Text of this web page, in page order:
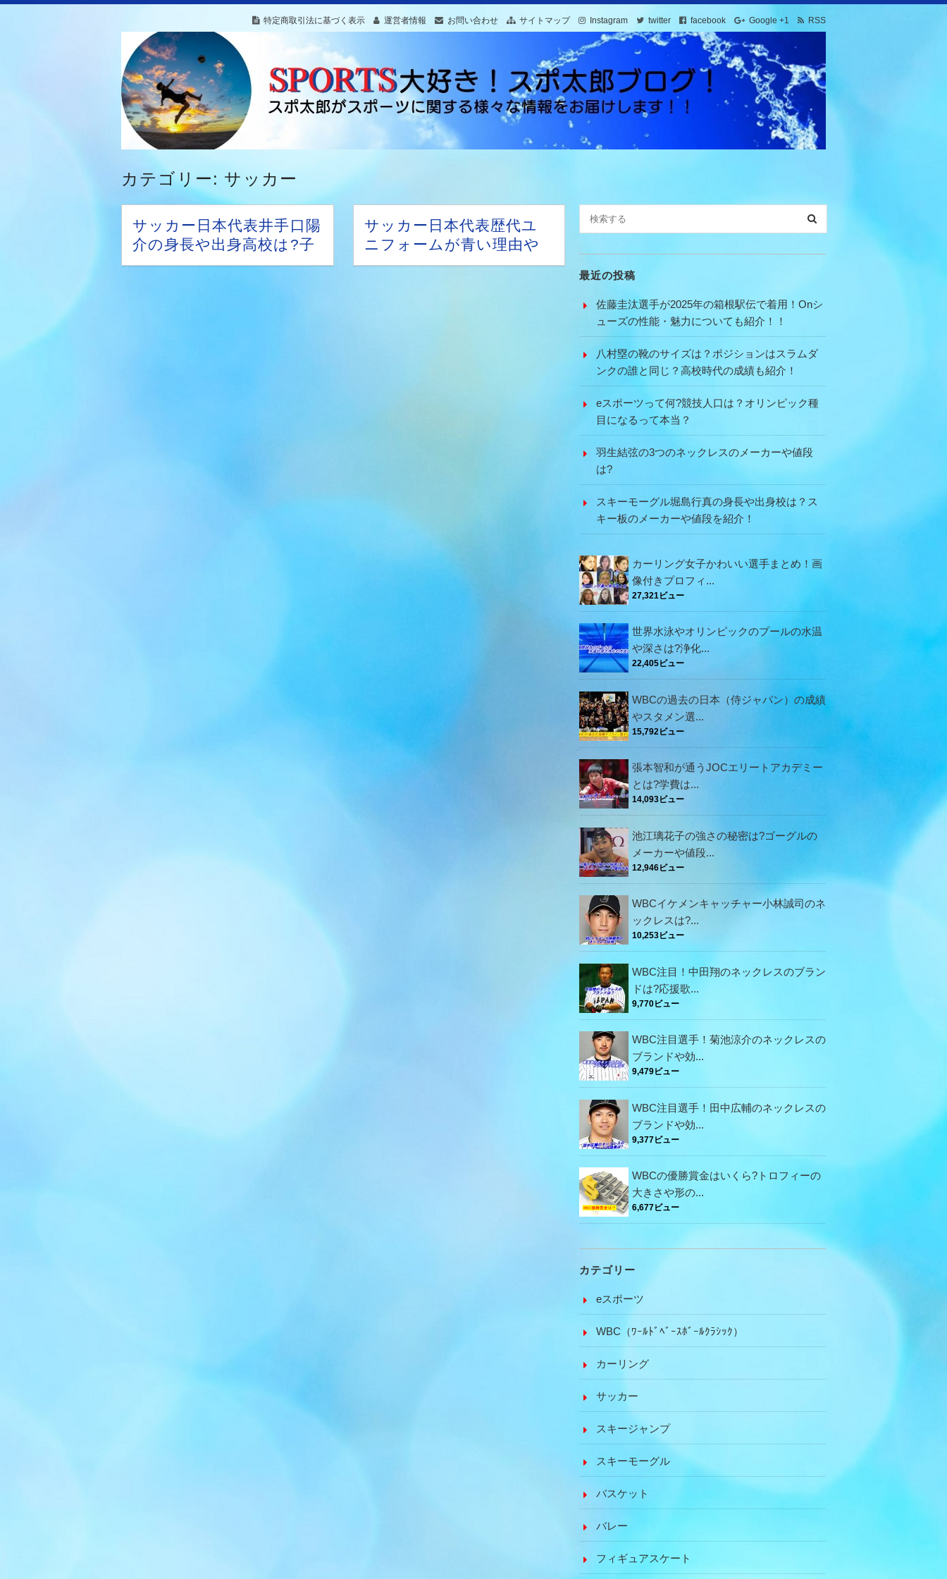
特定商取引法に基づく表示 運営者情報 お問い合わせ サイトマップ Instagram twitter facebook Google +1 RSS
カテゴリー: サッカー
サッカー日本代表井手口陽
介の身長や出身高校は?子
どもがいるって本当？
サッカー日本代表歴代ユ
ニフォームが青い理由や
カラスの意味は?
最近の投稿
佐藤圭汰選手が2025年の箱根駅伝で着用！Onシ
ューズの性能・魅力についても紹介！！
八村塁の靴のサイズは？ポジションはスラムダ
ンクの誰と同じ？高校時代の成績も紹介！
eスポーツって何?競技人口は？オリンピック種
目になるって本当？
羽生結弦の3つのネックレスのメーカーや値段
は?
スキーモーグル堀島行真の身長や出身校は？ス
キー板のメーカーや値段を紹介！
カーリング女子かわいい選手まとめ！画
像付きプロフィ...
27,321ビュー
世界水泳やオリンピックのプールの水温
や深さは?浄化...
22,405ビュー
WBCの過去の日本（侍ジャパン）の成績
やスタメン選...
15,792ビュー
張本智和が通うJOCエリートアカデミー
とは?学費は...
14,093ビュー
池江璃花子の強さの秘密は?ゴーグルの
メーカーや値段...
12,946ビュー
WBCイケメンキャッチャー小林誠司のネ
ックレスは?...
10,253ビュー
WBC注目！中田翔のネックレスのブラン
ドは?応援歌...
9,770ビュー
WBC注目選手！菊池涼介のネックレスの
ブランドや効...
9,479ビュー
WBC注目選手！田中広輔のネックレスの
ブランドや効...
9,377ビュー
WBCの優勝賞金はいくら?トロフィーの
大きさや形の...
6,677ビュー
カテゴリー
eスポーツ
WBC（ﾜｰﾙﾄﾞﾍﾞｰｽﾎﾞｰﾙｸﾗｼｯｸ）
カーリング
サッカー
スキージャンプ
スキーモーグル
バスケット
バレー
フィギュアスケート